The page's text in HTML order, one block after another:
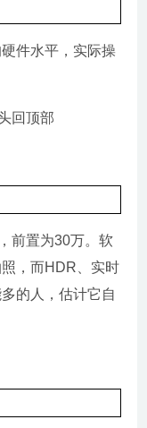
件水平，实际操
回顶部
前置为30万。软
，而HDR、实时
的人，估计它自